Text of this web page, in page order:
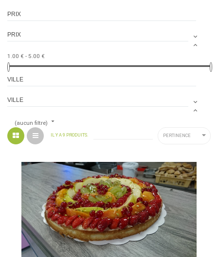
PRIX
PRIX


1.00 € - 5.00 €
VILLE
VILLE


(aucun filtre) 
IL Y A 9 PRODUITS. PERTINENCE 